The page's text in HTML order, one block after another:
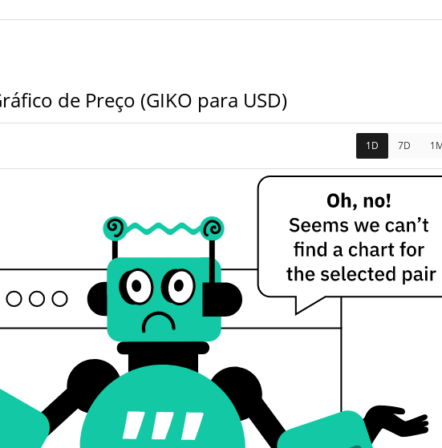
de Preço (GIKO para USD)
1D 7D